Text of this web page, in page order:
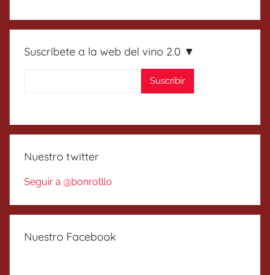
Suscríbete a la web del vino 2.0 ▼
Nuestro twitter
Seguir a @bonrotllo
Nuestro Facebook